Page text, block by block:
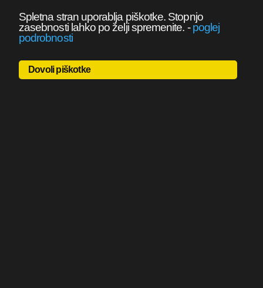
Spletna stran uporablja piškotke. Stopnjo
zasebnosti lahko po želji spremenite. -poglej
podrobnosti
Dovoli piškotke